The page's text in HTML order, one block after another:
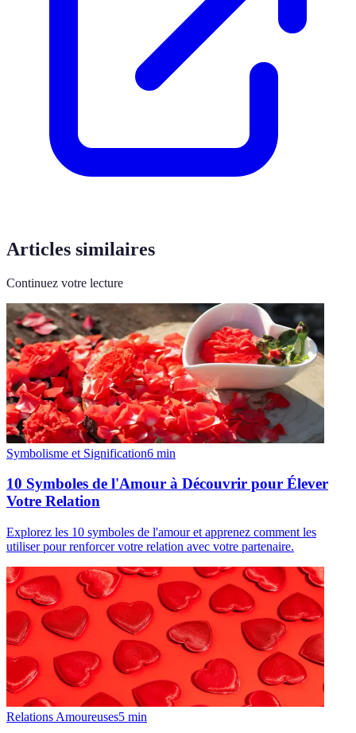
Articles similaires
Continuez votre lecture
Symbolisme et Signification6 min
10 Symboles de l'Amour à Découvrir pour Élever
Votre Relation
Explorez les 10 symboles de l'amour et apprenez comment les
utiliser pour renforcer votre relation avec votre partenaire.
Relations Amoureuses5 min